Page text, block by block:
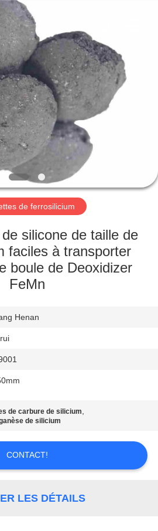
de ferrosilicium
silicone de taille de
faciles à transporter
boule de Deoxidizer
FeMn
Henan
de carbure de silicium,
de silicium
CONTACT!
LES DÉTAILS